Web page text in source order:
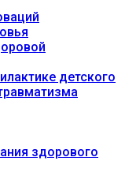
детского
здорового